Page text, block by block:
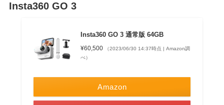
Insta360 GO 3
Insta360 GO 3 通常版 64GB
¥60,500
（2023/06/30 14:37時点 | Amazon調
べ）
Amazon